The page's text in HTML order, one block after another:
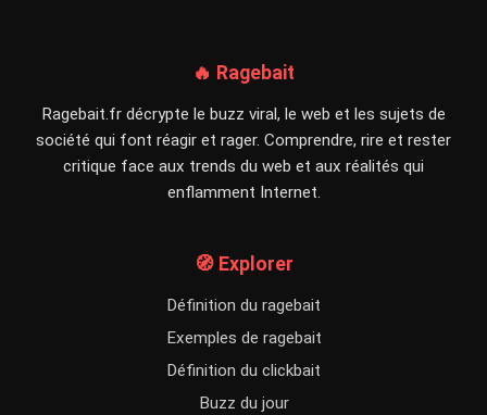
🔥 Ragebait
Ragebait.fr décrypte le buzz viral, le web et les sujets de
société qui font réagir et rager. Comprendre, rire et rester
critique face aux trends du web et aux réalités qui
enflamment Internet.
🧭 Explorer
Définition du ragebait
Exemples de ragebait
Définition du clickbait
Buzz du jour